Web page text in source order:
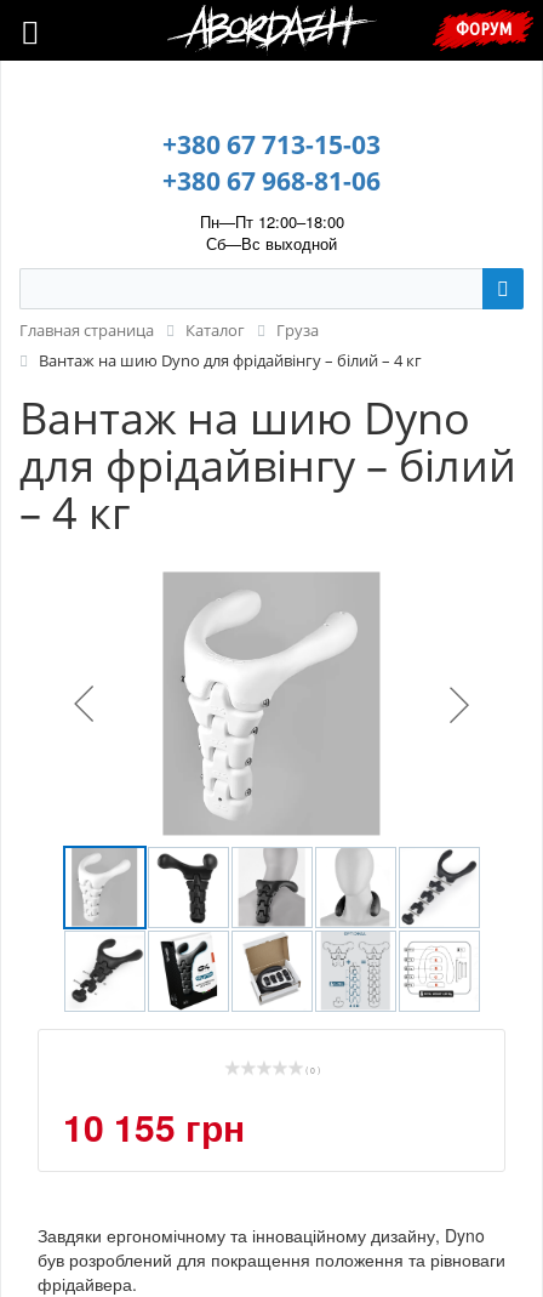
🇺🇦 У зв’язку з воєнним станом, прохання уточнювати ціну та
наявність у менеджера. 🇺🇦
+380 67 713-15-03
+380 67 968-81-06
Пн—Пт 12:00–18:00
Сб—Вс выходной
ФОРУМ
Главная страница Каталог
Груза
Вантаж на шию Dyno для фрідайвінгу – білий – 4 кг
Вантаж на шию Dyno
для фрідайвінгу – білий
– 4 кг
( 0 )
10 155 грн
Завдяки ергономічному та інноваційному дизайну, Dyno
був розроблений для покращення положення та рівноваги
фрідайвера.